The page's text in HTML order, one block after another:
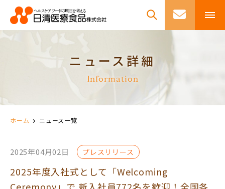
ニュース詳細
Information
ホーム ニュース一覧
2025年04月02日 プレスリリース
2025年度入社式として「Welcoming